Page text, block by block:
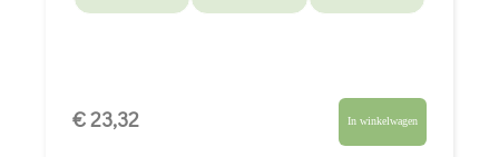
€ 23,32 In winkelwagen